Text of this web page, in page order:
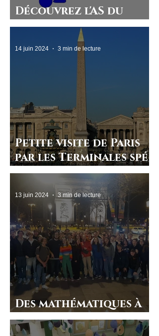
Découvrez l'AS du
lycée Beaupré !
Petite visite de Paris
par les Terminales spé
HLP et Arts
14 juin 2024 3 min de lecture
Des mathématiques à
Paris
13 juin 2024 3 min de lecture